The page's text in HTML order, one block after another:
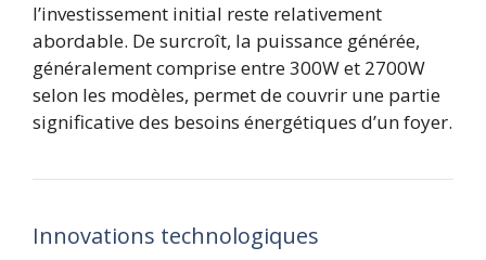
l’investissement initial reste relativement
abordable. De surcroît, la puissance générée,
généralement comprise entre 300W et 2700W
selon les modèles, permet de couvrir une partie
significative des besoins énergétiques d’un foyer.
Innovations technologiques